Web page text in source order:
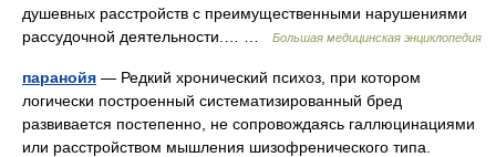
душевных расстройств с преимущественными нарушениями
рассудочной деятельности.… …
Большая медицинская энциклопедия
паранойя — Редкий хронический психоз, при котором
логически построенный систематизированный бред
развивается постепенно, не сопровождаясь галлюцинациями
или расстройством мышления шизофренического типа.